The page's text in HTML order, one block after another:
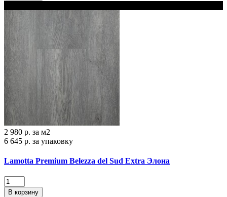
2 980 р. за м2
6 645 р. за упаковку
Lamotta Premium Belezza del Sud Extra Элона
В корзину